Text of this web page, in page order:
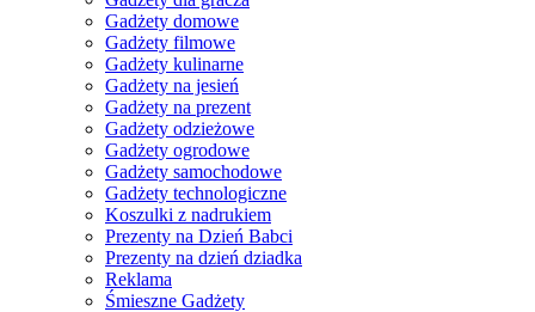
Gadżety domowe
Gadżety filmowe
Gadżety kulinarne
Gadżety na jesień
Gadżety na prezent
Gadżety odzieżowe
Gadżety ogrodowe
Gadżety samochodowe
Gadżety technologiczne
Koszulki z nadrukiem
Prezenty na Dzień Babci
Prezenty na dzień dziadka
Reklama
Śmieszne Gadżety